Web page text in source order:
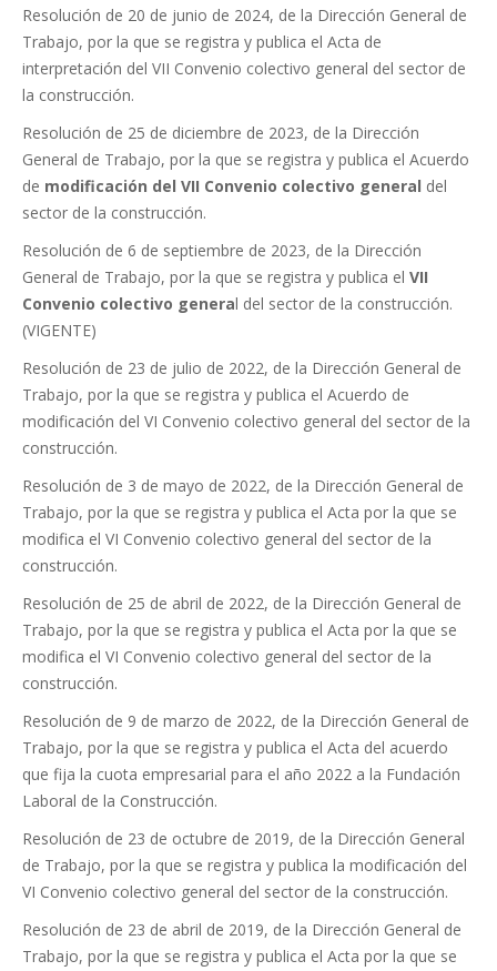
Resolución de 20 de junio de 2024, de la Dirección General de
Trabajo, por la que se registra y publica el Acta de
interpretación del VII Convenio colectivo general del sector de
la construcción.
Resolución de 25 de diciembre de 2023, de la Dirección
General de Trabajo, por la que se registra y publica el Acuerdo
de modificación del VII Convenio colectivo general del
sector de la construcción.
Resolución de 6 de septiembre de 2023, de la Dirección
General de Trabajo, por la que se registra y publica el VII
Convenio colectivo general del sector de la construcción.
(VIGENTE)
Resolución de 23 de julio de 2022, de la Dirección General de
Trabajo, por la que se registra y publica el Acuerdo de
modificación del VI Convenio colectivo general del sector de la
construcción.
Resolución de 3 de mayo de 2022, de la Dirección General de
Trabajo, por la que se registra y publica el Acta por la que se
modifica el VI Convenio colectivo general del sector de la
construcción.
Resolución de 25 de abril de 2022, de la Dirección General de
Trabajo, por la que se registra y publica el Acta por la que se
modifica el VI Convenio colectivo general del sector de la
construcción.
Resolución de 9 de marzo de 2022, de la Dirección General de
Trabajo, por la que se registra y publica el Acta del acuerdo
que fija la cuota empresarial para el año 2022 a la Fundación
Laboral de la Construcción.
Resolución de 23 de octubre de 2019, de la Dirección General
de Trabajo, por la que se registra y publica la modificación del
VI Convenio colectivo general del sector de la construcción.
Resolución de 23 de abril de 2019, de la Dirección General de
Trabajo, por la que se registra y publica el Acta por la que se